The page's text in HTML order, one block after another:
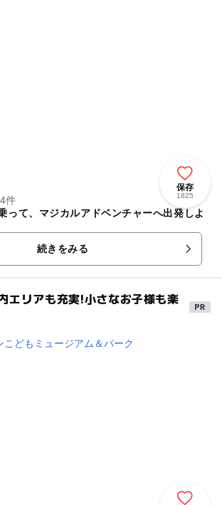
保存
1825
件
って、マジカルアドベンチャーへ出発しよ
続きをみる
エリアも充実!小さなお子様も楽